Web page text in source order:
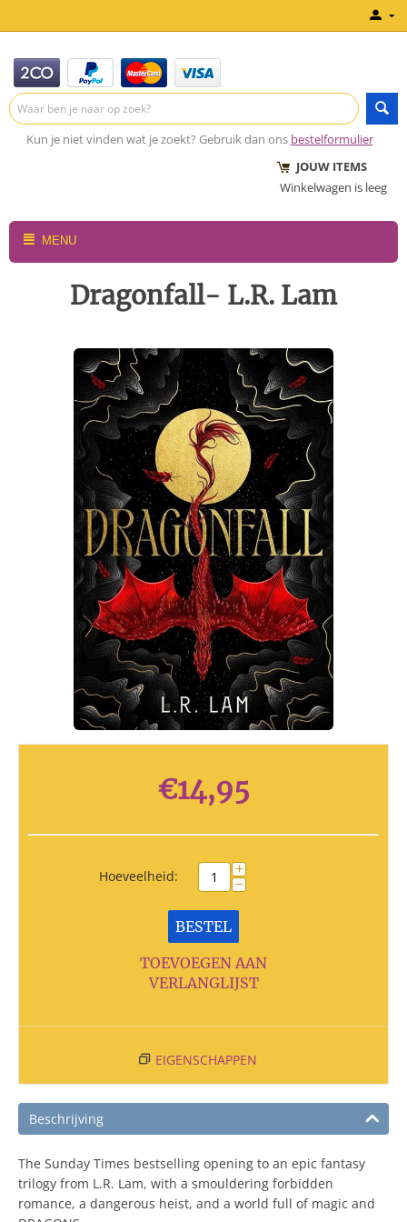
Kun je niet vinden wat je zoekt? Gebruik dan ons bestelformulier
JOUW ITEMS
Winkelwagen is leeg
MENU
Dragonfall- L.R. Lam
€14,95
Hoeveelheid: +
−
BESTEL
TOEVOEGEN AAN
VERLANGLIJST
EIGENSCHAPPEN
Beschrijving
The Sunday Times bestselling opening to an epic fantasy
trilogy from L.R. Lam, with a smouldering forbidden
romance, a dangerous heist, and a world full of magic and